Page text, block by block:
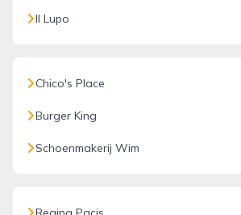
Il Lupo
Chico's Place
Burger King
Schoenmakerij Wim